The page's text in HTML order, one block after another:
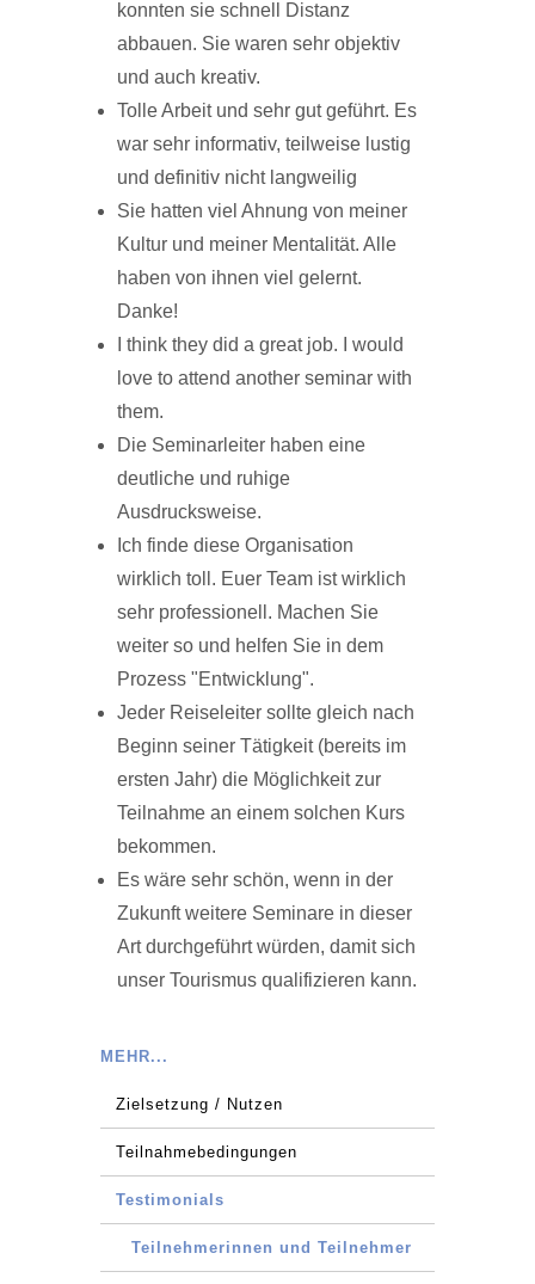
konnten sie schnell Distanz
abbauen. Sie waren sehr objektiv
und auch kreativ.
Tolle Arbeit und sehr gut geführt. Es
war sehr informativ, teilweise lustig
und definitiv nicht langweilig
Sie hatten viel Ahnung von meiner
Kultur und meiner Mentalität. Alle
haben von ihnen viel gelernt.
Danke!
I think they did a great job. I would
love to attend another seminar with
them.
Die Seminarleiter haben eine
deutliche und ruhige
Ausdrucksweise.
Ich finde diese Organisation
wirklich toll. Euer Team ist wirklich
sehr professionell. Machen Sie
weiter so und helfen Sie in dem
Prozess "Entwicklung".
Jeder Reiseleiter sollte gleich nach
Beginn seiner Tätigkeit (bereits im
ersten Jahr) die Möglichkeit zur
Teilnahme an einem solchen Kurs
bekommen.
Es wäre sehr schön, wenn in der
Zukunft weitere Seminare in dieser
Art durchgeführt würden, damit sich
unser Tourismus qualifizieren kann.
MEHR...
Zielsetzung / Nutzen
Teilnahmebedingungen
Testimonials
Teilnehmerinnen und Teilnehmer